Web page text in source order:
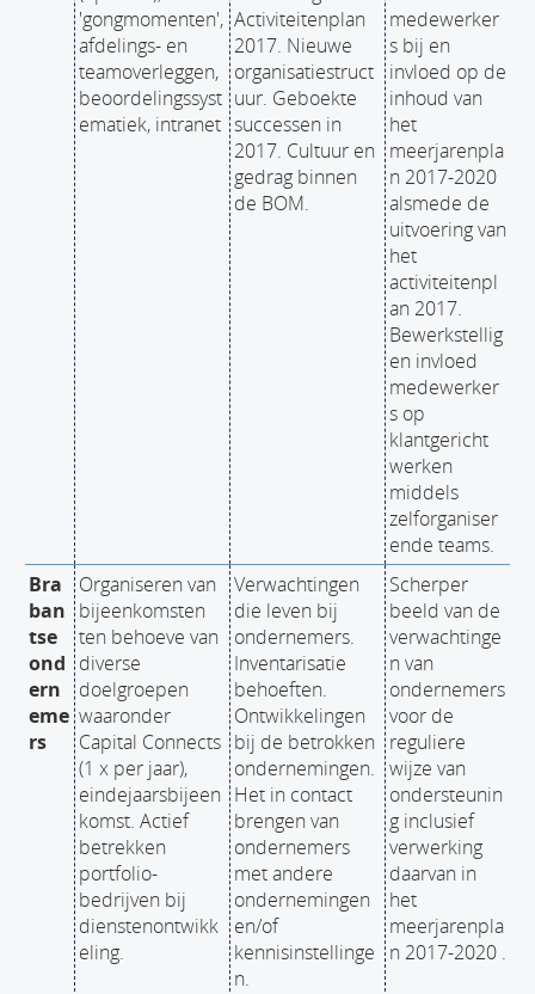
'gongmomenten',
afdelings- en
teamoverleggen,
beoordelingssyst
ematiek, intranet
Activiteitenplan
2017. Nieuwe
organisatiestruct
uur. Geboekte
successen in
2017. Cultuur en
gedrag binnen
de BOM.
medewerker
s bij en
invloed op de
inhoud van
het
meerjarenpla
n 2017-2020
alsmede de
uitvoering van
het
activiteitenpl
an 2017.
Bewerkstellig
en invloed
medewerker
s op
klantgericht
werken
middels
zelforganiser
ende teams.
Bra
ban
tse
ond
ern
eme
rs
Organiseren van
bijeenkomsten
ten behoeve van
diverse
doelgroepen
waaronder
Capital Connects
(1 x per jaar),
eindejaarsbijeen
komst. Actief
betrekken
portfolio-
bedrijven bij
dienstenontwikk
eling.
Verwachtingen
die leven bij
ondernemers.
Inventarisatie
behoeften.
Ontwikkelingen
bij de betrokken
ondernemingen.
Het in contact
brengen van
ondernemers
met andere
ondernemingen
en/of
kennisinstellinge
n.
Scherper
beeld van de
verwachtinge
n van
ondernemers
voor de
reguliere
wijze van
ondersteunin
g inclusief
verwerking
daarvan in
het
meerjarenpla
n 2017-2020 .